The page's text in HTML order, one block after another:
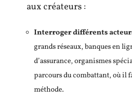
aux créateurs :
Interroger différents
grands réseaux, banques en
d’assurance, organismes
parcours du combattant, où il
méthode.